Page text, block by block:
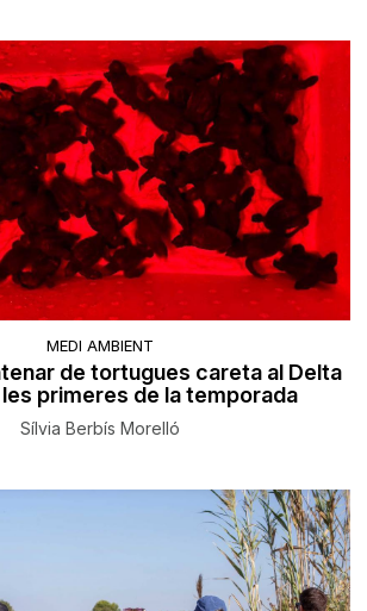
MEDI AMBIENT
de tortugues careta al Delta
primeres de la temporada
Sílvia Berbís Morelló